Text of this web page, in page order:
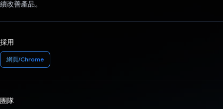
續改善產品。
採用
網頁/Chrome
團隊